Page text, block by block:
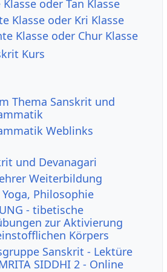
oder Tan Klasse
Klasse oder Kri Klasse
Klasse oder Chur Klasse
Kurs
Thema Sanskrit und
Weblinks
und Devanagari
Weiterbildung
Yoga, Philosophie
- tibetische
zur Aktivierung
Körpers
Sanskrit - Lektüre
SIDDHI 2 - Online